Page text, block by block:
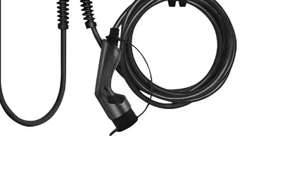
lai palielinātu